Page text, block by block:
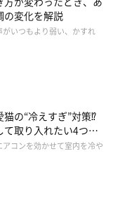
を覗く
の変化を解説
いつもより弱い、かすれ
の“冷えすぎ”対策⁉
取り入れたい4つの
コンを効かせて室内を冷や